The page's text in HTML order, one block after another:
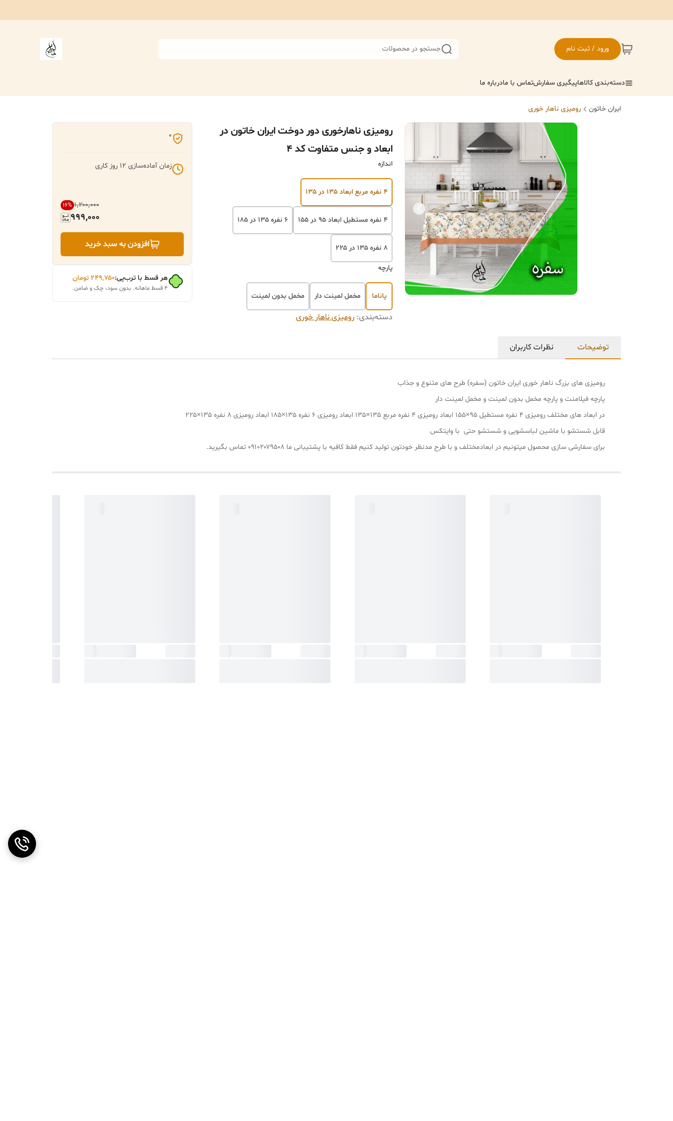
ورود / ثبت نام جستجو در محصولات
دسته‌بندی کالاهاپیگیری سفارشتماس با مادرباره ما
ایران خاتون رومیزی ناهار خوری
رومیزی ناهارخوری دور دوخت ایران خاتون در
ابعاد و جنس متفاوت کد ۴
اندازه
۴ نفره مربع ابعاد ۱۳۵ در ۱۳۵
۴ نفره مستطیل ابعاد ۹۵ در ۱۵۵ ۶ نفره ۱۳۵ در ۱۸۵
۸ نفره ۱۳۵ در ۲۲۵
پارچه
پاناما مخمل لمینت دار مخمل بدون لمینت
دسته‌بندی: رومیزی ناهار خوری
0
زمان آماده‌سازی 12 روز کاری
۱٬۲۰۰٬۰۰۰ 16%
999,000
افزودن به سبد خرید
هر قسط با ترب‌پی:۲۴۹٬۷۵۰ تومان
۴ قسط ماهانه. بدون سود، چک و ضامن.
توضیحات نظرات کاربران
رومیزی های بزرگ ناهار خوری ایران خاتون (سفره) طرح های متنوع و جذاب
پارچه فیلامنت و پارچه مخمل بدون لمینت و مخمل لمینت دار
در ابعاد های مختلف رومیزی ۴ نفره مستطیل ۹۵×۱۵۵ ابعاد رومیزی ۴ نفره مربع ۱۳۵×۱۳۵ ابعاد رومیزی ۶ نفره ۱۳۵×۱۸۵ ابعاد رومیزی ۸ نفره ۱۳۵×۲۲۵
قابل شستشو با ماشین لباسشویی و شستشو حتی با وایتکس
برای سفارشی سازی محصول میتونیم در ابعادمختلف و با طرح مدنظر خودتون تولید کنیم فقط کافیه با پشتیبانی ما ۰۹۱۰۲۰۷۹۵۰۸ تماس بگیرید.